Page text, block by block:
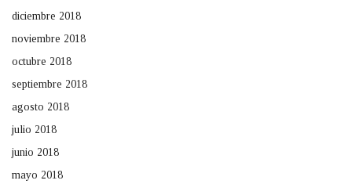
diciembre 2018
noviembre 2018
octubre 2018
septiembre 2018
agosto 2018
julio 2018
junio 2018
mayo 2018